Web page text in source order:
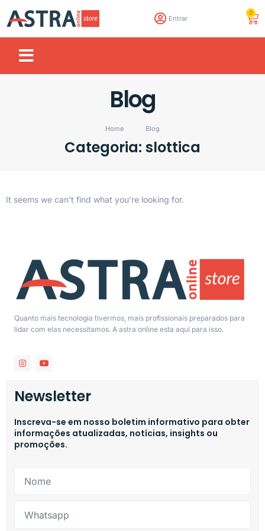
Entrar
0
Blog
Home Blog
Categoria: slottica
It seems we can't find what you're looking for.
Quanto mais tecnologia tivermos, mais profissionais preparados para
lidar com elas necessitamos. A astra online esta aqui para isso.
Newsletter
Inscreva-se em nosso boletim informativo para obter
informações atualizadas, notícias, insights ou
promoções.